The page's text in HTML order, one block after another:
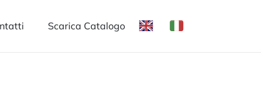
Scarica Catalogo